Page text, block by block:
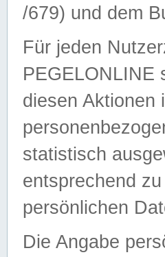
/679) und dem
Für jeden
PEGELONLINE
diesen Aktionen
statistisch
entsprechend
persönlichen
Die Angabe